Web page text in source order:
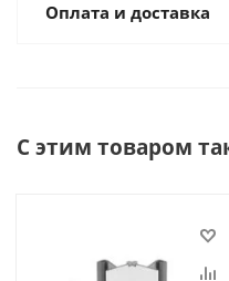
Оплата и доставка
С этим товаром